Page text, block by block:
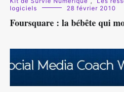
logiciels
28 février 2010
Foursquare : la bébête qui